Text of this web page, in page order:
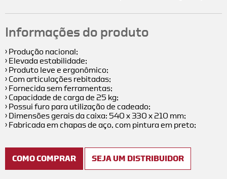
Informações do produto
› Produção nacional;
› Elevada estabilidade;
› Produto leve e ergonômico;
› Com articulações rebitadas;
› Fornecida sem ferramentas;
› Capacidade de carga de 25 kg;
› Possui furo para utilização de cadeado;
› Dimensões gerais da caixa: 540 x 330 x 210 mm;
› Fabricada em chapas de aço, com pintura em preto;
COMO COMPRAR SEJA UM DISTRIBUIDOR